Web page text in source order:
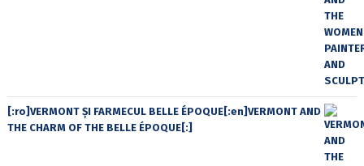
[:ro]VERMONT ȘI FARMECUL BELLE ÉPOQUE[:en]VERMONT AND
THE CHARM OF THE BELLE ÉPOQUE[:]